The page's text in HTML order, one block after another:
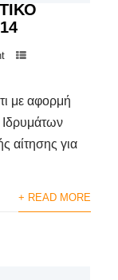
με αφορμή
αίτησης για
+ READ MORE